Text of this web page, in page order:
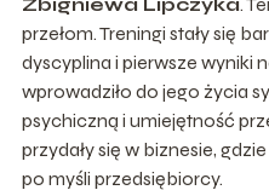
przełom. Treningi stały się
dyscyplina i pierwsze wyniki
wprowadziło do jego życia
psychiczną i umiejętność
przydały się w biznesie,
po myśli przedsiębiorcy.